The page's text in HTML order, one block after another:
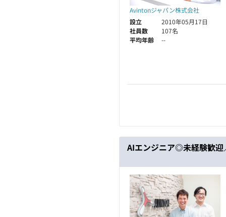
Avintonジャパン株式会社
設立
2010年05月17日
社員数
107名
平均年齢
--
AIエンジニア◎未経験歓迎